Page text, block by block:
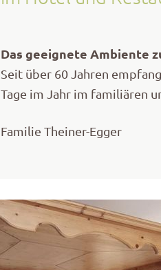
Das geeignete Ambiente
Seit über 60 Jahren
Tage im Jahr im familiären
Familie Theiner-Egger